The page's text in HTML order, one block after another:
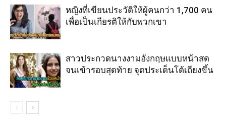
หญิงที่เขียนประวัติให้ผู้คนกว่า 1,700 คน
เพื่อเป็นเกียรติให้กับพวกเขา
สาวประกวดนางงามอังกฤษแบบหน้าสด
จนเข้ารอบสุดท้าย จุดประเด็นโต้เถียงขึ้น